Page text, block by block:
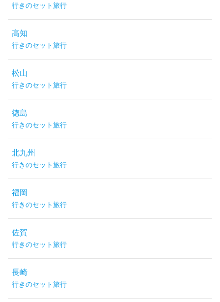
行きのセット旅行
高知
行きのセット旅行
松山
行きのセット旅行
徳島
行きのセット旅行
北九州
行きのセット旅行
福岡
行きのセット旅行
佐賀
行きのセット旅行
長崎
行きのセット旅行